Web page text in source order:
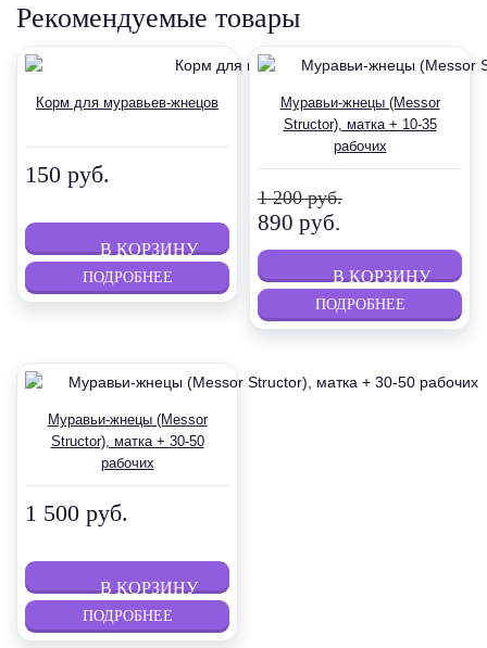
Рекомендуемые товары
Корм для муравьев-жнецов
150 руб.
ПОДРОБНЕЕ
Муравьи-жнецы (Messor
Structor), матка + 10-35
рабочих
1 200 руб.
890 руб.
ПОДРОБНЕЕ
Муравьи-жнецы (Messor
Structor), матка + 30-50
рабочих
1 500 руб.
ПОДРОБНЕЕ